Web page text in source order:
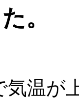
。
気温が